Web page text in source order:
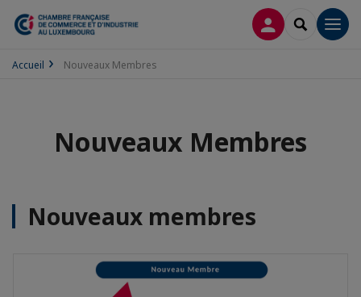
CONNEXION
Accueil Nouveaux Membres
Nouveaux Membres
Nouveaux membres